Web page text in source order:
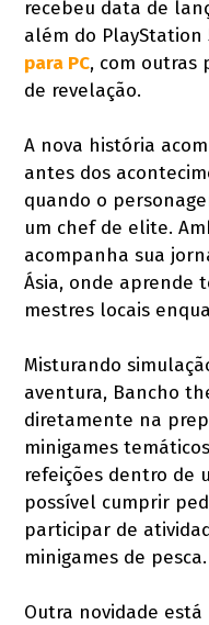
recebeu data de
além do PlayStation
para PC, com outras
de revelação.
A nova história
antes dos
quando o
um chef de elite.
acompanha sua
Ásia, onde aprende
mestres locais
Misturando
aventura, Bancho
diretamente na
minigames
refeições dentro de
possível cumprir
participar de
minigames de pesca.
Outra novidade